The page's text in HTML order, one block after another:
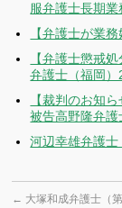
服弁護士長期
【弁護士が業
【弁護士懲戒
弁護士（福岡）
【裁判のお知
被告高野隆弁
河辺幸雄弁護
← 大塚和成弁護士（